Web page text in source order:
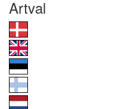
Artval